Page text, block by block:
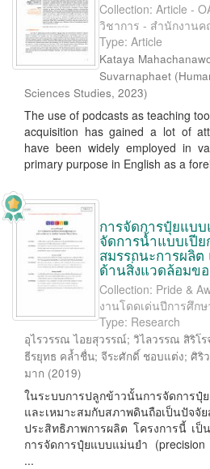
Collection: Article -
วิชาการ - สำนักงาน
Type: Article
Kataya
Suvarnaphaet (
Sciences Studies, 2023)
The use of podcasts as teaching
acquisition has gained a lot of
have been widely employed in
primary purpose in English as a
การจัดการปุ๋ยแบ
จัดการน้ำแบบเปีย
สมรรถนะการผลิ
ด้านสิ่งแวดล้อมข
Collection: Pride &
งานโดดเด่นปีการศึก
Type: Research
อุไรวรรณ ไอยสุวรรณ์; วิไลวรรณ สิริโ
ธีรยุทธ คล้ำชื่น; จีระศักดิ์ ชอบแต่ง; ศิริ
มาก (2019)
ในระบบการปลูกข้าวนั้นการจัดการปุ๋
และเหมาะสมกับสภาพดินถือเป็นปัจจั
ประสิทธิภาพการผลิต โครงการนี้ เป็
การจัดการปุ๋ยแบบแม่นยำ
...